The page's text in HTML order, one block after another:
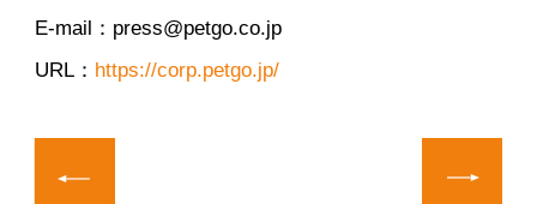
E-mail：press@petgo.co.jp
URL： https://corp.petgo.jp/